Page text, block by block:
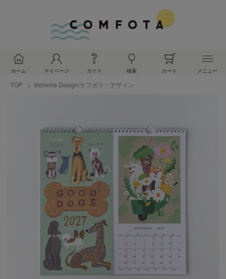
ホーム マイページ ガイド 検索 カート メニュー
TOP Kehvola Design/ケフボラ・デザイン